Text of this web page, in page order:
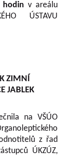
hodin v areálu
ÚSTAVU
ZIMNÍ
JABLEK
na VŠÚO
z řad
ÚKZÚZ,